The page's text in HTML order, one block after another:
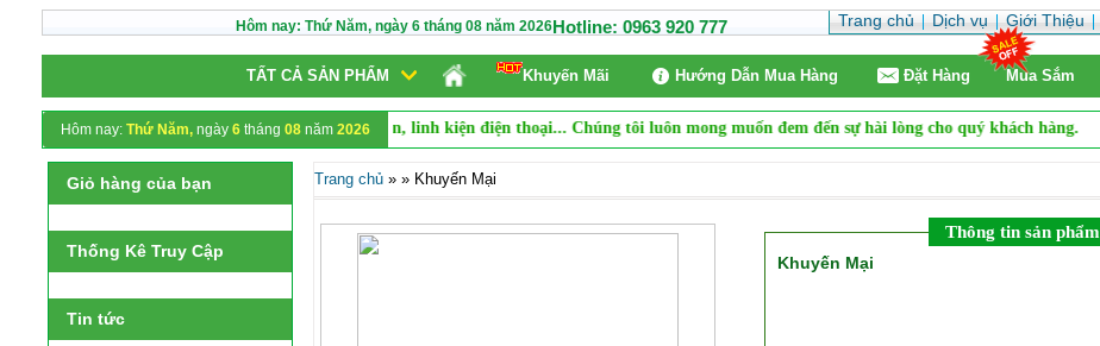
Hôm nay: Thứ Năm, ngày 6 tháng 08 năm 2026Hotline: 0963 920 777 Trang chủ Dịch vụ Giới Thiệu
TẤT CẢ SẢN PHẨM Khuyến Mãi Hướng Dẫn Mua Hàng Ðặt Hàng Mua Sắm
Hôm nay: Thứ Năm, ngày 6tháng 08năm 2026
. Website chuyênsỉ và lẻcác mặt hàng phụ kiện, linh kiện điện thoại... Chúng tôi luôn mong muốn đem đến sự hài lòng cho quý khách hàng.
Giỏ hàng của bạn
Thống Kê Truy Cập
Tin tức
Trang chủ» » Khuyến Mại
Thông tin sản phẩm
Khuyến Mại